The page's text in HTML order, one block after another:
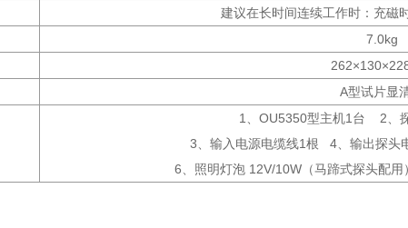
建议在长时间连续工作时：充磁
7.0kg
A型试片显
1、OU5350型主机1台 2、
3、输入电源电缆线1根 4、输出探头
6、照明灯泡 12V/10W（马蹄式探头配